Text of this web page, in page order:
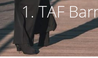
1. TAF